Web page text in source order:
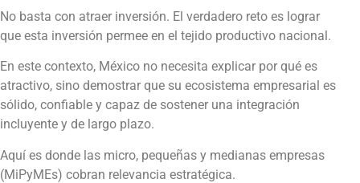
No basta con atraer inversión. El verdadero reto es lograr
que esta inversión permee en el tejido productivo nacional.
En este contexto, México no necesita explicar por qué es
atractivo, sino demostrar que su ecosistema empresarial es
sólido, confiable y capaz de sostener una integración
incluyente y de largo plazo.
Aquí es donde las micro, pequeñas y medianas empresas
(MiPyMEs) cobran relevancia estratégica.